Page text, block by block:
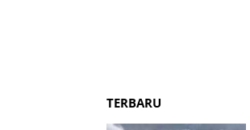
TERBARU